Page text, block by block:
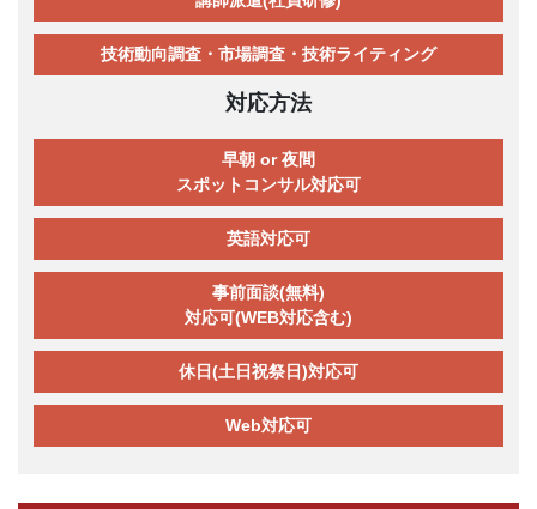
技術動向調査・市場調査・技術ライティング
対応方法
早朝 or 夜間
スポットコンサル対応可
英語対応可
事前面談(無料)
対応可(WEB対応含む)
休日(土日祝祭日)対応可
Web対応可